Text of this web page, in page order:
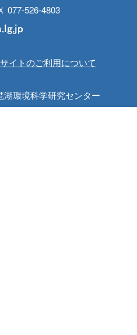
077-526-4803
サイトのご利用について
環境科学研究センター